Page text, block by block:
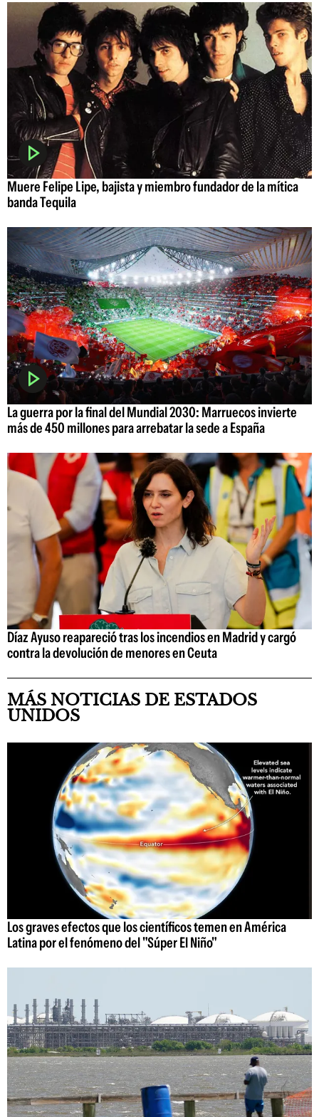
Muere Felipe Lipe, bajista y miembro fundador de la mítica
banda Tequila
La guerra por la final del Mundial 2030: Marruecos invierte
más de 450 millones para arrebatar la sede a España
Díaz Ayuso reapareció tras los incendios en Madrid y cargó
contra la devolución de menores en Ceuta
MÁS NOTICIAS DE ESTADOS
UNIDOS
Los graves efectos que los científicos temen en América
Latina por el fenómeno del "Súper El Niño"